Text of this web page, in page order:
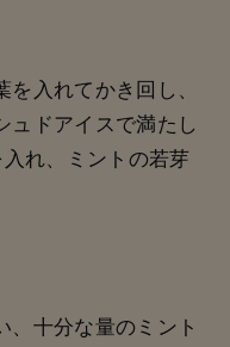
入れてかき回し、
ュドアイスで満たし
れ、ミントの若芽
、十分な量のミント